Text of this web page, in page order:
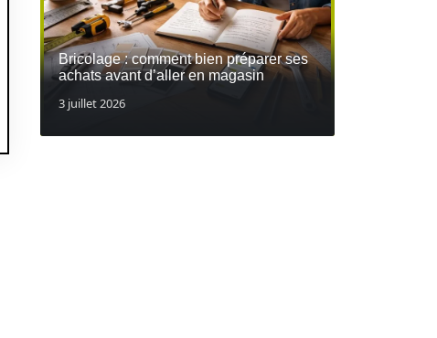
Bricolage : comment bien préparer ses
achats avant d’aller en magasin
3 juillet 2026